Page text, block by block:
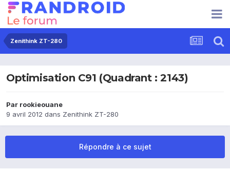
Zenithink ZT-280
Optimisation C91 (Quadrant : 2143)
Par rookieouane
9 avril 2012 dans Zenithink ZT-280
Répondre à ce sujet